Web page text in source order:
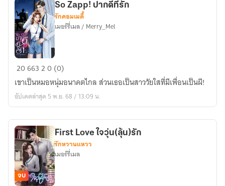
So
Zapp!
ปาก
ดี
So Zapp! ปากดีที่รัก
รักคอมเมดี้
เมอร์รี่เมล / Merry_Mel
2066320 (0)
เขาเป็นหมอหนุ่มอนาคตไกล ส่วนเธอเป็นสาววัยใสที่มีเพื่อนเป็นผี!
อัปเดตล่าสุด 5 พ.ย. 68 / 13:09 น.
จบ
First Love ใจวุ่น(ลุ้น)รัก
รักหวานแหวว
เมอร์รี่เมล